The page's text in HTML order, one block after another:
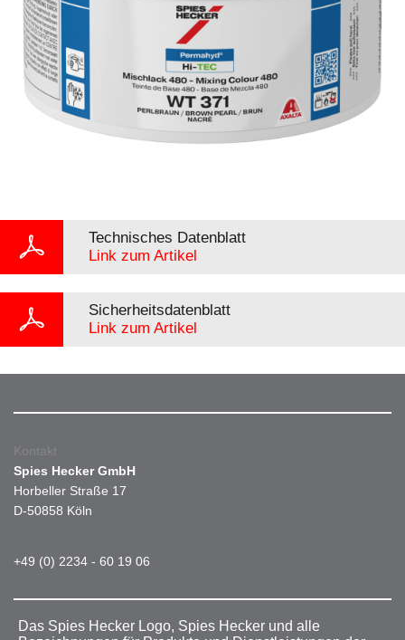
Technisches Datenblatt
Link zum Artikel
Sicherheitsdatenblatt
Link zum Artikel
Kontakt
Spies Hecker GmbH
Horbeller Straße 17
D-50858 Köln
+49 (0) 2234 - 60 19 06
Das Spies Hecker Logo, Spies Hecker und alle